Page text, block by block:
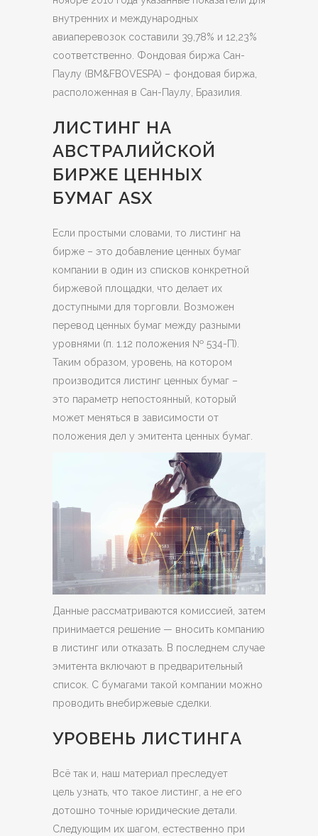
внутренних и международных
авиаперевозок составили 39,78% и 12,23%
соответственно. Фондовая биржа Сан-
Паулу (BM&FBOVESPA) – фондовая биржа,
расположенная в Сан-Паулу, Бразилия.
ЛИСТИНГ НА
АВСТРАЛИЙСКОЙ
БИРЖЕ ЦЕННЫХ
БУМАГ ASX
Если простыми словами, то листинг на
бирже – это добавление ценных бумаг
компании в один из списков конкретной
биржевой площадки, что делает их
доступными для торговли. Возможен
перевод ценных бумаг между разными
уровнями (п. 1.12 положения № 534-П).
Таким образом, уровень, на котором
производится листинг ценных бумаг –
это параметр непостоянный, который
может меняться в зависимости от
положения дел у эмитента ценных бумаг.
Данные рассматриваются комиссией, затем
принимается решение — вносить компанию
в листинг или отказать. В последнем случае
эмитента включают в предварительный
список. С бумагами такой компании можно
проводить внебиржевые сделки.
УРОВЕНЬ ЛИСТИНГА
Всё так и, наш материал преследует
цель узнать, что такое листинг, а не его
дотошно точные юридические детали.
Следующим их шагом, естественно при